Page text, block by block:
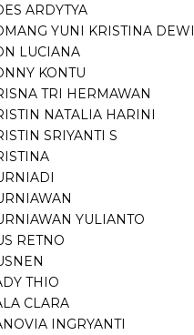
ARDYTYA
YUNI KRISTINA DEWI
LUCIANA
KONTU
TRI HERMAWAN
NATALIA HARINI
SRIYANTI S
YULIANTO
RETNO
THIO
CLARA
INGRYANTI